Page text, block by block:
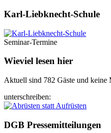
Karl-Liebknecht-­Schule
Seminar-Termine
Wieviel lesen hier
Aktuell sind 782 Gäste und keine
unterschreiben:
DGB Pressemitteilungen